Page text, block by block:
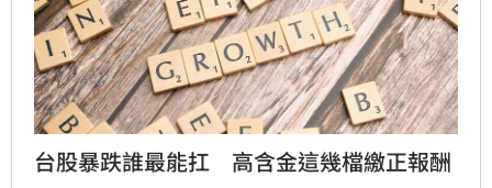
台股暴跌誰最能扛　高含金這幾檔繳正報酬